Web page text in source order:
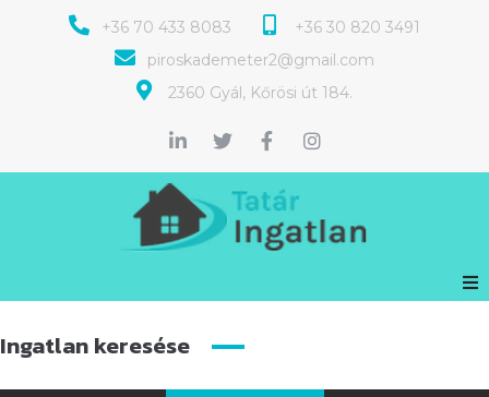
+36 70 433 8083
+36 30 820 3491
piroskademeter2@gmail.com
2360 Gyál, Kőrösi út 184.
Ingatlan keresése